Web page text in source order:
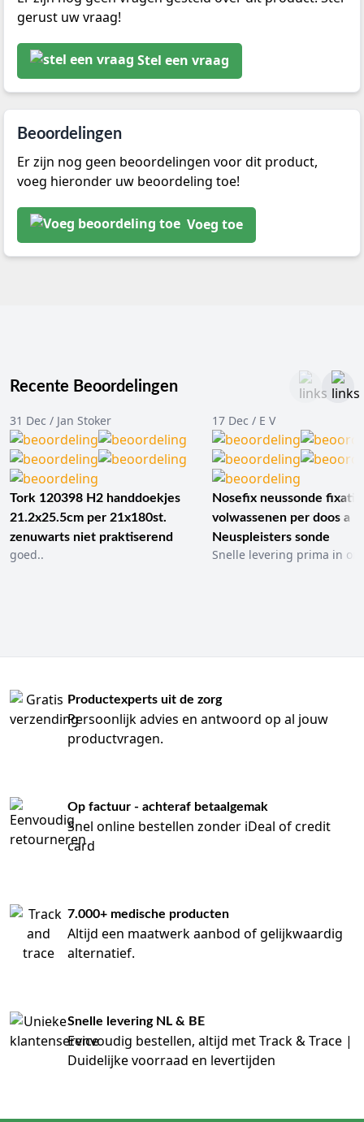
gerust uw vraag!
Stel een vraag
Beoordelingen
Er zijn nog geen beoordelingen voor dit product,
voeg hieronder uw beoordeling toe!
Voeg toe
Recente Beoordelingen
31 Dec / Jan Stoker
Tork 120398 H2 handdoekjes
21.2x25.5cm per 21x180st.
zenuwarts niet praktiserend
goed..
17 Dec / E V
Nosefix neussonde
volwassenen per doos a
Neuspleisters sonde
Snelle levering prima in
Productexperts uit de zorg
Persoonlijk advies en antwoord op al jouw
productvragen.
Op factuur - achteraf betaalgemak
Snel online bestellen zonder iDeal of credit
card
7.000+ medische producten
Altijd een maatwerk aanbod of gelijkwaardig
alternatief.
Snelle levering NL & BE
Eenvoudig bestellen, altijd met Track & Trace |
Duidelijke voorraad en levertijden